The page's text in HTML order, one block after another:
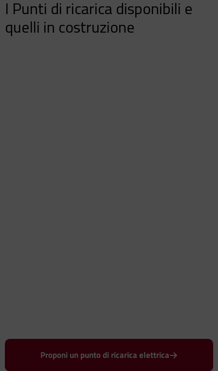
I Punti di ricarica disponibili e
quelli in costruzione
Proponi un punto di ricarica elettrica